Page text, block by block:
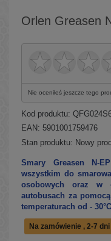
Orlen Greasen
Nie oceniłeś jeszcze tego
Kod produktu:
EAN: 5901001759476
Stan produktu: Nowy
Smary Greasen N-
wszystkim do
osobowych oraz w
autobusach za
temperaturach od -
Na zamówienie , 2-7